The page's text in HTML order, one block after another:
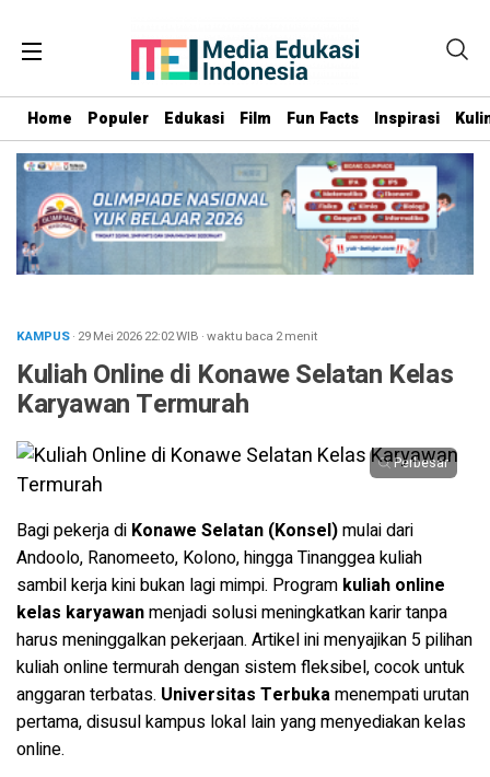
Home Populer Edukasi Film Fun Facts Inspirasi
KAMPUS· 29 Mei 202622:02WIB ·waktu baca 2 menit
Kuliah Online di Konawe Selatan Kelas
Karyawan Termurah
Perbesar
Bagi pekerja di Konawe Selatan (Konsel)mulai dari
Andoolo, Ranomeeto, Kolono, hingga Tinanggea kuliah
sambil kerja kini bukan lagi mimpi. Program kuliah online
kelas karyawanmenjadi solusi meningkatkan karir tanpa
harus meninggalkan pekerjaan. Artikel ini menyajikan 5 pilihan
kuliah online termurah dengan sistem fleksibel, cocok untuk
anggaran terbatas. Universitas Terbukamenempati urutan
pertama, disusul kampus lokal lain yang menyediakan kelas
online.